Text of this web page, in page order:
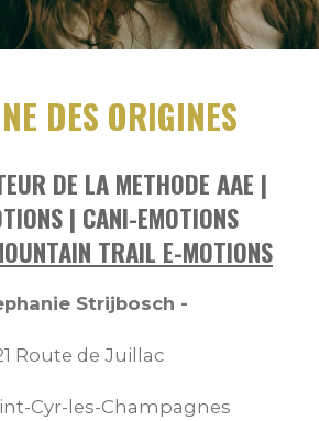
DES ORIGINES
DE LA METHODE AAE |
| CANI-EMOTIONS
TRAIL E-MOTIONS
Strijbosch -
Route de Juillac
Cyr-les-Champagnes